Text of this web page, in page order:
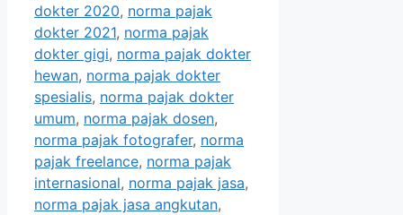
dokter 2020, norma pajak
dokter 2021, norma pajak
dokter gigi, norma pajak dokter
hewan, norma pajak dokter
spesialis, norma pajak dokter
umum, norma pajak dosen,
norma pajak fotografer, norma
pajak freelance, norma pajak
internasional, norma pajak jasa,
norma pajak jasa angkutan,